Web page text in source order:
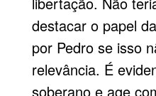
destacar o papel
por Pedro se isso
relevância. É
soberano e age